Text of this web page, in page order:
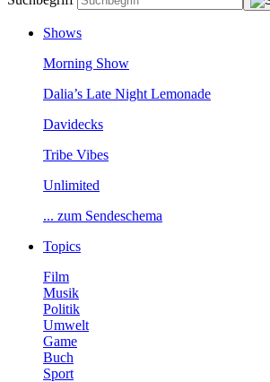
Shows
MorningShow
Dalia’sLateNightLemonade
Davidecks
TribeVibes
Unlimited
...zumSendeschema
Topics
Film
Musik
Politik
Umwelt
Game
Buch
Sport